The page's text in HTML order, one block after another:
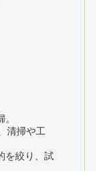
清掃や工
を絞り、試